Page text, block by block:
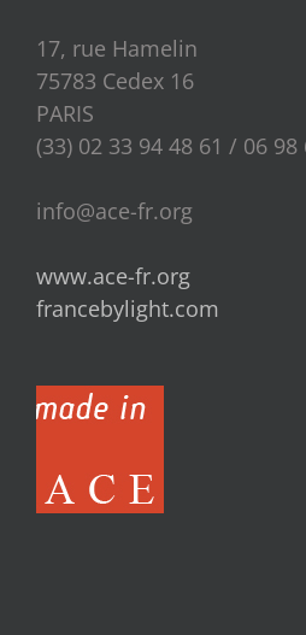
17, rue Hamelin
75783 Cedex 16
PARIS
(33) 02 33 94 48 61 / 06 98
info@ace-fr.org
www.ace-fr.org
francebylight.com